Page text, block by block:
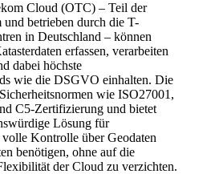
Cloud (OTC) – Teil der
und betrieben durch die T-
in Deutschland – können
erfassen, verarbeiten
dabei höchste
wie die DSGVO einhalten. Die
wie ISO27001,
C5-Zertifizierung und bietet
Lösung für
Kontrolle über Geodaten
benötigen, ohne auf die
der Cloud zu verzichten.